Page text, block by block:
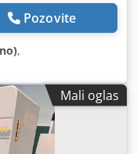
Pozovite
,
Mali oglas